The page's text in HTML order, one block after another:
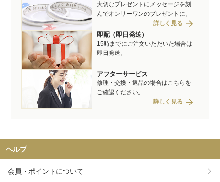
大切なプレゼントにメッセージを刻
んでオンリーワンのプレゼントに。
詳しく見る arrow_forward
即配（即日発送）
15時までにご注文いただいた場合は
即日発送。
アフターサービス
修理・交換・返品の場合はこちらを
ご確認ください。
詳しく見る arrow_forward
ヘルプ
会員・ポイントについて